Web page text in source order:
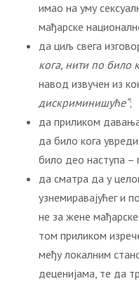
имао на уму
мађарске
да циљ свега
кога, нити по било
навод извучен из
дискриминишуће“;
да приликом
да било кога
било део наступа –
да сматра да у
узнемиравајућег и
не за жене
том приликом
међу локалним
деценијама, те да